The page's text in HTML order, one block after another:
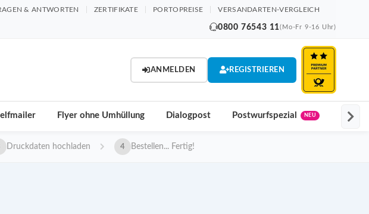
& ANTWORTEN ZERTIFIKATE PORTOPREISE VERSANDARTEN-VERGLEICH
0800 76543 11(Mo-Fr 9-16 Uhr)
ANMELDEN REGISTRIEREN
Flyer ohne Umhüllung Dialogpost Postwurfspezial NEU
Druckdaten hochladen 4 Bestellen... Fertig!